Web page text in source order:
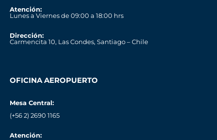
Atención:
Lunes a Viernes de 09:00 a 18:00 hrs
Dirección:
Carmencita 10, Las Condes, Santiago – Chile
OFICINA AEROPUERTO
Mesa Central:
(+56 2) 2690 1165
Atención: